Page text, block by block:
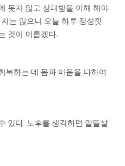
못지 않고 상대방을 이해 해야
는 않으니 오늘 하루 정성껏
것이 이롭겠다.
복하는 데 몸과 마음을 다하여
있다. 노후를 생각하면 알뜰살